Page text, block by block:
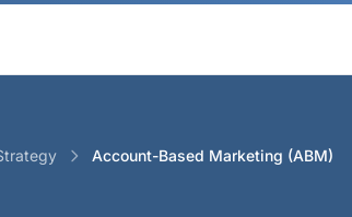
Account-Based Marketing (ABM)